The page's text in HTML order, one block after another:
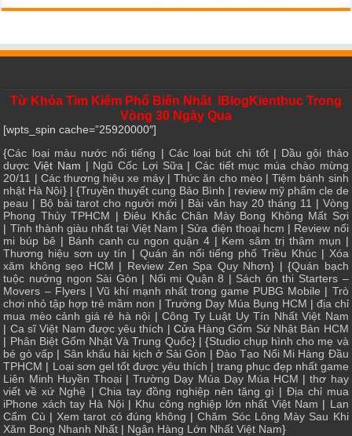
Từ Khóa Tìm Kiếm Phổ Biến Nhất IBlogKienthuc Trong
Vòng 30 Ngày Qua
[wpts_spin cache=”25920000″]
{Các loại màu nước nổi tiếng | Các loại bút chì tốt| Dầu gội thảo
dược Việt Nam | Ngũ Cốc Lợi Sữa | Các tiết mục múa chào mừng
20/11 | Các thương hiệu xe máy|Thức ăn cho mèo|Tiệm bánh sinh
nhật Hà Nội} | {Truyền thuyết cung Bảo Bình | review mỹ phẩm cle de
peau | Bộ bài tarot cho người mới| Bài văn hay 20 tháng 11 | Vòng
Phong Thủy TPHCM |Điêu Khắc Chân Mày Bong Không Mất Sợi
| Tỉnh thành giàu nhất tại Việt Nam | Sửa điện thoại hcm | Review nối
mi búp bê | Bánh canh cu ngon quận 4| Kem sâm trị thâm mụn |
Thương hiệu sơn uy tín | Quán ăn nổi tiếng phố Triều Khúc| Xóa
xăm không sẹo HCM | Review Zen Spa Quy Nhơn} | {Quán bạch
tuộc nướng ngon Sài Gòn | Nối mi Quận 8 | Sách ôn thi Starters –
Movers – Flyers| Vũ khí mạnh nhất trong game PUBG Mobile | Trò
chơi nhỏ tập hợp trẻ mầm non | Trường Dạy Múa Bụng HCM | địa chỉ
mua mèo cảnh giá rẻ hà nội |Công Ty Luật Uy Tín Nhất Việt Nam
| Ca sĩ Việt Nam được yêu thích | Cửa Hàng Gốm Sứ Nhật Bản HCM
| Phân Biệt Gốm Nhật Và Trung Quốc} | {Studio chụp hình cho mẹ và
bé gò vấp | Sân khấu hài kịch ở Sài Gòn |Đào Tạo Nối Mi Hàng Đầu
TPHCM | Loại sơn gel tốt được yêu thích | trang phục đẹp nhất game
Liên Minh Huyền Thoại|Trường Dạy Múa Dạy Múa HCM |thơ hay
viết về xứ Nghệ | Chia tay đồng nghiệp nên tặng gì | Địa chỉ mua
iPhone xách tay Hà Nội| Khu công nghiệp lớn nhất Việt Nam | Lan
Cẩm Cù | Xem tarot có đúng không |Chăm Sóc Lông Mày Sau Khi
Xăm Bong Nhanh Nhất | Ngân Hàng Lớn Nhất Việt Nam}